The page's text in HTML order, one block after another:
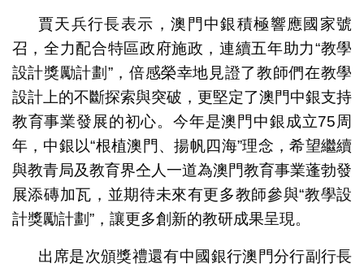
賈天兵行長表示，澳門中銀積極響應國家號
召，全力配合特區政府施政，連續五年助力“教學
設計獎勵計劃”，倍感榮幸地見證了教師們在教學
設計上的不斷探索與突破，更堅定了澳門中銀支持
教育事業發展的初心。今年是澳門中銀成立75周
年，中銀以“根植澳門、揚帆四海”理念，希望繼續
與教青局及教育界仝人一道為澳門教育事業蓬勃發
展添磚加瓦，並期待未來有更多教師參與“教學設
計獎勵計劃”，讓更多創新的教研成果呈現。
出席是次頒獎禮還有中國銀行澳門分行副行長